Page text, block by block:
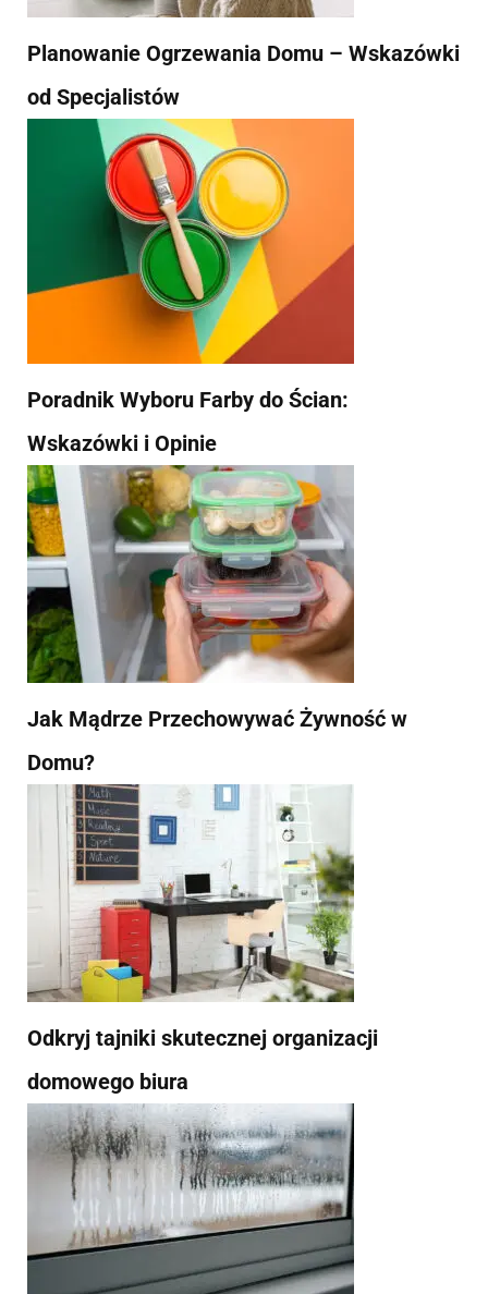
Planowanie Ogrzewania Domu – Wskazówki
od Specjalistów
Poradnik Wyboru Farby do Ścian:
Wskazówki i Opinie
Jak Mądrze Przechowywać Żywność w
Domu?
Odkryj tajniki skutecznej organizacji
domowego biura